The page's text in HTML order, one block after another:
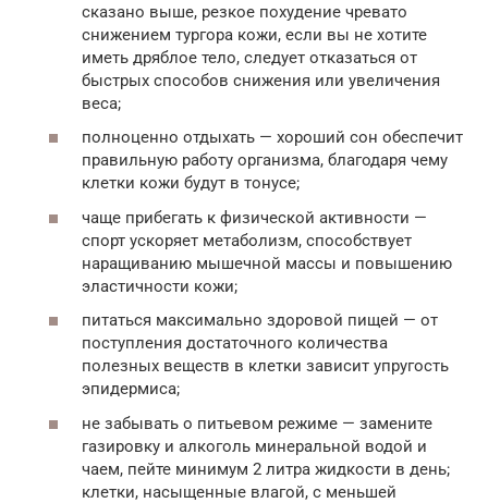
сказано выше, резкое похудение чревато
снижением тургора кожи, если вы не хотите
иметь дряблое тело, следует отказаться от
быстрых способов снижения или увеличения
веса;
полноценно отдыхать — хороший сон обеспечит
правильную работу организма, благодаря чему
клетки кожи будут в тонусе;
чаще прибегать к физической активности —
спорт ускоряет метаболизм, способствует
наращиванию мышечной массы и повышению
эластичности кожи;
питаться максимально здоровой пищей — от
поступления достаточного количества
полезных веществ в клетки зависит упругость
эпидермиса;
не забывать о питьевом режиме — замените
газировку и алкоголь минеральной водой и
чаем, пейте минимум 2 литра жидкости в день;
клетки, насыщенные влагой, с меньшей